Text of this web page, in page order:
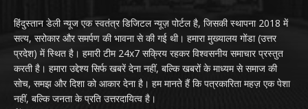
हिंदुस्तान डेली न्यूज एक स्वतंत्र डिजिटल न्यूज़ पोर्टल है, जिसकी स्थापना 2018 में
सत्य, सरोकार और समर्पण की भावना से की गई थी। हमारा मुख्यालय गोंडा (उत्तर
प्रदेश) में स्थित है। हमारी टीम 24x7 सक्रिय रहकर विश्वसनीय समाचार प्रस्तुत
करती है। हमारा उद्देश्य सिर्फ खबरें देना नहीं, बल्कि खबरों के माध्यम से समाज की
सोच, समझ और दिशा को आकार देना है। हम मानते हैं कि पत्रकारिता महज़ एक पेशा
नहीं, बल्कि जनता के प्रति उत्तरदायित्व है।